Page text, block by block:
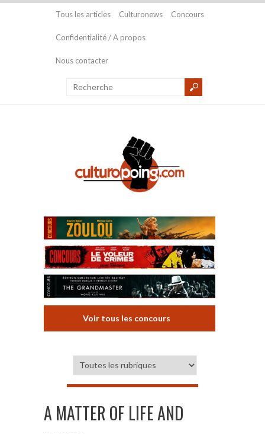
Tous les articles Culturonews Concours
Confidentialité / A propos
Nous contacter
Voir tous les concours
A MATTER OF LIFE AND